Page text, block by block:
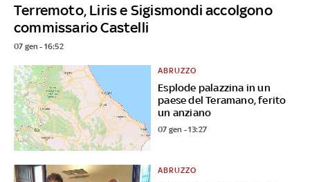
Terremoto, Liris e Sigismondi accolgono
commissario Castelli
07 gen - 16:52
Esplode palazzina in un
paese del Teramano, ferito
un anziano
ABRUZZO
07 gen - 13:27
ABRUZZO